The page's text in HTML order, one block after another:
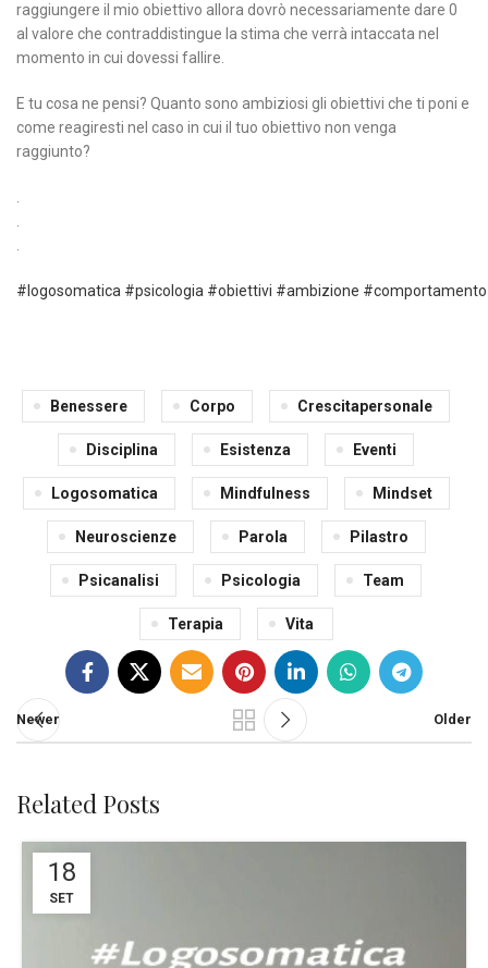
raggiungere il mio obiettivo allora dovrò necessariamente dare 0
al valore che contraddistingue la stima che verrà intaccata nel
momento in cui dovessi fallire.
E tu cosa ne pensi? Quanto sono ambiziosi gli obiettivi che ti poni e
come reagiresti nel caso in cui il tuo obiettivo non venga
raggiunto?
#logosomatica #psicologia #obiettivi #ambizione #comportamento
Benessere Corpo Crescitapersonale
Disciplina Esistenza Eventi
Logosomatica Mindfulness Mindset
Neuroscienze Parola Pilastro
Psicanalisi Psicologia Team
Terapia Vita
Newer Older
Related Posts
18
SET